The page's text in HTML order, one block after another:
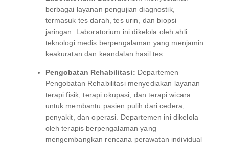
berbagai layanan pengujian diagnostik,
termasuk tes darah, tes urin, dan biopsi
jaringan. Laboratorium ini dikelola oleh ahli
teknologi medis berpengalaman yang menjamin
keakuratan dan keandalan hasil tes.
Pengobatan Rehabilitasi: Departemen
Pengobatan Rehabilitasi menyediakan layanan
terapi fisik, terapi okupasi, dan terapi wicara
untuk membantu pasien pulih dari cedera,
penyakit, dan operasi. Departemen ini dikelola
oleh terapis berpengalaman yang
mengembangkan rencana perawatan individual